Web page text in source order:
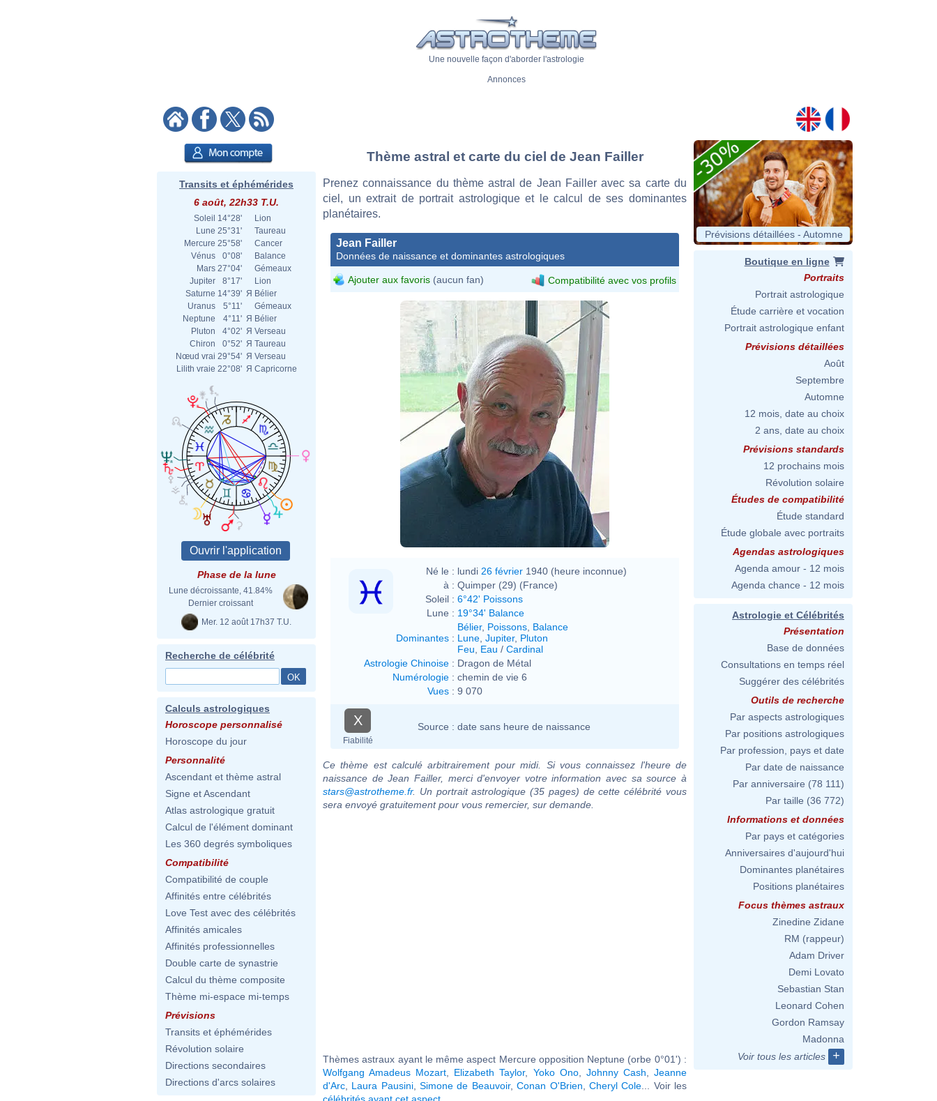
Une nouvelle façon d'aborder l'astrologie
Annonces
Transits et éphémérides
6 août, 22h33 T.U.
Soleil 14°28'
Lion
Lune 25°31'
Taureau
Mercure 25°58'
Cancer
Vénus
0°08'
Balance
Mars 27°04'
Gémeaux
Jupiter
8°17'
Lion
Saturne 14°39' Я Bélier
Uranus
5°11'
Gémeaux
Neptune
4°11' Я Bélier
Pluton
4°02' Я Verseau
Chiron
0°52' Я Taureau
Nœud vrai 29°54' Я Verseau
Lilith vraie 22°08' Я Capricorne
Phase de la lune
Lune décroissante, 41.84%
Dernier croissant
Mer. 12 août 17h37 T.U.
Recherche de célébrité
Calculs astrologiques
Horoscope personnalisé
Horoscope du jour
Personnalité
Ascendant et thème astral
Signe et Ascendant
Atlas astrologique gratuit
Calcul de l'élément dominant
Les 360 degrés symboliques
Compatibilité
Compatibilité de couple
Affinités entre célébrités
Love Test avec des célébrités
Affinités amicales
Affinités professionnelles
Double carte de synastrie
Calcul du thème composite
Thème mi-espace mi-temps
Prévisions
Transits et éphémérides
Révolution solaire
Directions secondaires
Directions d'arcs solaires
Thème astral et carte du ciel de Jean Failler
Prenez connaissance du thème astral de Jean Failler avec sa carte du
ciel, un extrait de portrait astrologique et le calcul de ses dominantes
planétaires.
Jean Failler
Données de naissance et dominantes astrologiques
Ajouter aux favoris (aucun fan) Compatibilité avec vos profils
Né le : lundi 26 février 1940 (heure inconnue)
à : Quimper (29) (France)
Soleil : 6°42' Poissons
Lune : 19°34' Balance
Dominantes :
Bélier, Poissons Balance
Lune Jupiter, Pluton
Feu
Eau / Cardinal
Astrologie Chinoise : Dragon de Métal
Numérologie : chemin de vie 6
Vues : 9 070
X
Fiabilité
Source : date sans heure de naissance
Ce thème est calculé arbitrairement pour midi. Si vous connaissez l'heure de
naissance de Jean Failler, merci d'envoyer votre information avec sa source à
stars@astrotheme.fr. Un portrait astrologique (35 pages) de cette célébrité vous
sera envoyé gratuitement pour vous remercier, sur demande.
Thèmes astraux ayant le même aspect Mercure opposition Neptune (orbe 0°01') :
Wolfgang Amadeus Mozart
Elizabeth Taylor, Yoko Ono, Johnny Cash ,Jeanne
d'Arc
Laura Pausini,Simone de Beauvoir,Conan O'Brien Cheryl Cole ... Voir les
célébrités ayant cet aspect
Prévisions détaillées - Automne
Boutique en ligne
Portraits
Portrait astrologique
Étude carrière et vocation
Portrait astrologique enfant
Prévisions détaillées
Août
Septembre
Automne
12 mois, date au choix
2 ans, date au choix
Prévisions standards
12 prochains mois
Révolution solaire
Études de compatibilité
Étude standard
Étude globale avec portraits
Agendas astrologiques
Agenda amour - 12 mois
Agenda chance - 12 mois
Astrologie et Célébrités
Présentation
Base de données
Consultations en temps réel
Suggérer des célébrités
Outils de recherche
Par aspects astrologiques
Par positions astrologiques
Par profession, pays et date
Par date de naissance
Par anniversaire (78 111)
Par taille (36 772)
Informations et données
Par pays et catégories
Anniversaires d'aujourd'hui
Dominantes planétaires
Positions planétaires
Focus thèmes astraux
Zinedine Zidane
RM (rappeur)
Adam Driver
Demi Lovato
Sebastian Stan
Leonard Cohen
Gordon Ramsay
Madonna
Voir tous les articles
+